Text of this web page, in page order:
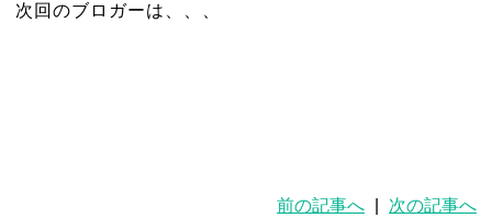
次回のブロガーは、、、
前の記事へ 次の記事へ